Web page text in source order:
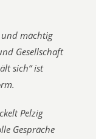
mächtig
Gesellschaft
sich“ ist
Pelzig
Gespräche